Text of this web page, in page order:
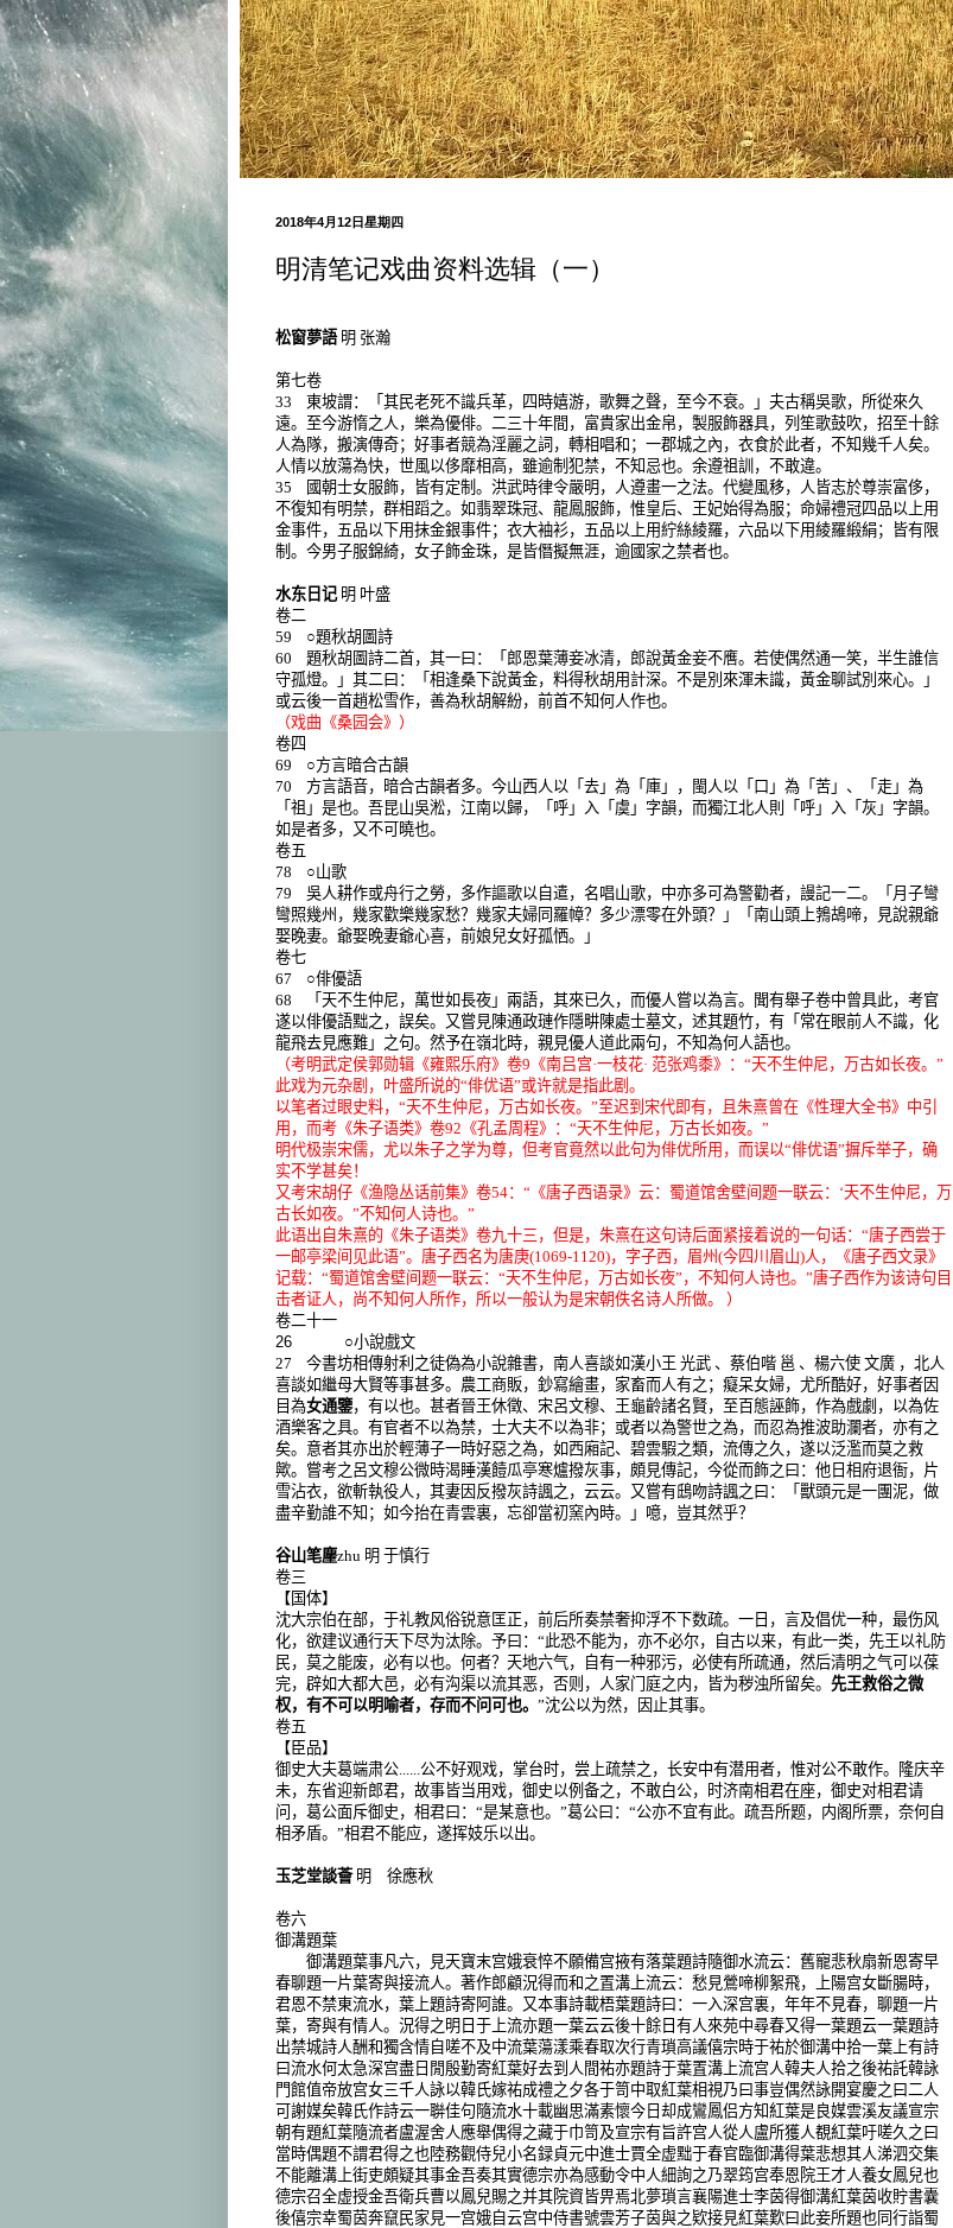
2018年4月12日星期四
明清笔记戏曲资料选辑（一）
松窗夢語 明 张瀚
第七卷
33
東坡謂：「其民老死不識兵革，四時嬉游，歌舞之聲，至今不衰。」夫古稱吳歌，所從來久
遠。至今游惰之人，樂為優俳。二三十年間，富貴家出金帛，製服飾器具，列笙歌鼓吹，招至十餘
人為隊，搬演傳奇；好事者競為淫麗之詞，轉相唱和；一郡城之內，衣食於此者，不知幾千人矣。
人情以放蕩為快，世風以侈靡相高，雖逾制犯禁，不知忌也。余遵祖訓，不敢違。
35
國朝士女服飾，皆有定制。洪武時律令嚴明，人遵畫一之法。代變風移，人皆志於尊崇富侈，
不復知有明禁，群相蹈之。如翡翠珠冠、龍鳳服飾，惟皇后、王妃始得為服；命婦禮冠四品以上用
金事件，五品以下用抹金銀事件；衣大袖衫，五品以上用紵絲綾羅，六品以下用綾羅緞絹；皆有限
制。今男子服錦綺，女子飾金珠，是皆僭擬無涯，逾國家之禁者也。
水东日记 明 叶盛
卷二
59
○題秋胡圖詩
60
題秋胡圖詩二首，其一曰：「郎恩葉薄妾冰清，郎說黃金妾不噟。若使偶然通一笑，半生誰信
守孤燈。」其二曰：「相逢桑下說黃金，料得秋胡用計深。不是別來渾未識，黃金聊試別來心。」
或云後一首趙松雪作，善為秋胡解紛，前首不知何人作也。
（戏曲《桑园会》）
卷四
69
○方言暗合古韻
70
方言語音，暗合古韻者多。今山西人以「去」為「庫」，閩人以「口」為「苦」、「走」為
「祖」是也。吾昆山吳淞，江南以歸，「呼」入「虞」字韻，而獨江北人則「呼」入「灰」字韻。
如是者多，又不可曉也。
卷五
78
○山歌
79
吳人耕作或舟行之勞，多作謳歌以自遣，名唱山歌，中亦多可為警勸者，謾記一二。「月子彎
彎照幾州，幾家歡樂幾家愁？幾家夫婦同羅幛？多少漂零在外頭？」「南山頭上鵓鴣啼，見說親爺
娶晚妻。爺娶晚妻爺心喜，前娘兒女好孤恓。」
卷七
67
○俳優語
68
「天不生仲尼，萬世如長夜」兩語，其來已久，而優人嘗以為言。聞有舉子卷中曾具此，考官
遂以俳優語黜之，誤矣。又嘗見陳通政璉作隱畊陳處士墓文，述其題竹，有「常在眼前人不識，化
龍飛去見應難」之句。然予在嶺北時，親見優人道此兩句，不知為何人語也。
（考明武定侯郭勋辑《雍熙乐府》卷9《南吕宫·一枝花· 范张鸡黍》： “天不生仲尼，万古如长夜。 ”
此戏为元杂剧，叶盛所说的“俳优语”或许就是指此剧。
以笔者过眼史料， “天不生仲尼，万古如长夜。 ”至迟到宋代即有，且朱熹曾在《性理大全书》中引
用，而考《朱子语类》卷92《孔孟周程》： “天不生仲尼，万古长如夜。 ”
明代极崇宋儒，尤以朱子之学为尊，但考官竟然以此句为俳优所用，而误以“俳优语”摒斥举子，确
实不学甚矣！
又考宋胡仔《渔隐丛话前集》卷54： “ 《唐子西语录》云：蜀道馆舍壁间题一联云： ‘天不生仲尼，万
古长如夜。 ”不知何人诗也。 ”
此语出自朱熹的《朱子语类》卷九十三，但是，朱熹在这句诗后面紧接着说的一句话： “唐子西尝于
一邮亭梁间见此语”。唐子西名为唐庚(1069-1120)，字子西，眉州(今四川眉山)人，《唐子西文录》
记载： “蜀道馆舍壁间题一联云： “天不生仲尼，万古如长夜” ，不知何人诗也。 ”唐子西作为该诗句目
击者证人，尚不知何人所作，所以一般认为是宋朝佚名诗人所做。 ）
卷二十一
26
○小說戲文
27
今書坊相傳射利之徒偽為小說雜書，南人喜談如漢小王 光武 、蔡伯喈 邕 、楊六使 文廣 ，北人
喜談如繼母大賢等事甚多。農工商販，鈔寫繪畫，家畜而人有之；癡呆女婦，尤所酷好，好事者因
目為女通鑒，有以也。甚者晉王休徵、宋呂文穆、王龜齡諸名賢，至百態誣飾，作為戲劇，以為佐
酒樂客之具。有官者不以為禁，士大夫不以為非；或者以為警世之為，而忍為推波助瀾者，亦有之
矣。意者其亦出於輕薄子一時好惡之為，如西廂記、碧雲騢之類，流傳之久，遂以泛濫而莫之救
歟。嘗考之呂文穆公微時渴睡漢饐瓜亭寒爐撥灰事，頗見傳記，今從而飾之曰：他日相府退衙，片
雪沾衣，欲斬執役人，其妻因反撥灰詩諷之，云云。又嘗有鴟吻詩諷之曰：「獸頭元是一團泥，做
盡辛勤誰不知；如今抬在青雲裏，忘卻當初窯內時。」噫，豈其然乎？
谷山笔麈zhu 明 于慎行
卷三
【国体】
沈大宗伯在部，于礼教风俗锐意匡正，前后所奏禁奢抑浮不下数疏。一日，言及倡优一种，最伤风
化，欲建议通行天下尽为汰除。予曰： “此恐不能为，亦不必尔，自古以来，有此一类，先王以礼防
民，莫之能废，必有以也。何者？天地六气，自有一种邪污，必使有所疏通，然后清明之气可以葆
完，辟如大都大邑，必有沟渠以流其恶，否则，人家门庭之内，皆为秽浊所留矣。 先王救俗之微
权，有不可以明喻者，存而不问可也。 ”沈公以为然，因止其事。
卷五
【臣品】
御史大夫葛端肃公......公不好观戏，掌台时，尝上疏禁之，长安中有潜用者，惟对公不敢作。隆庆辛
未，东省迎新郎君，故事皆当用戏，御史以例备之，不敢白公，时济南相君在座，御史对相君请
问，葛公面斥御史，相君曰： “是某意也。 ”葛公曰： “公亦不宜有此。疏吾所题，内阁所票，奈何自
相矛盾。 ”相君不能应，遂挥妓乐以出。
玉芝堂談薈 明 徐應秋
卷六
御溝題葉
御溝題葉事凡六，見天寶末宫娥衰悴不願備宫掖有落葉題詩隨御水流云：舊寵悲秋扇新恩寄早
春聊題一片葉寄與接流人。著作郎顧況得而和之置溝上流云：愁見鶯啼柳絮飛，上陽宫女斷腸時，
君恩不禁東流水，葉上題詩寄阿誰。又本事詩載梧葉題詩曰：一入深宫裏，年年不見春，聊題一片
葉，寄與有情人。況得之明日于上流亦題一葉云云後十餘日有人來苑中尋春又得一葉題云一葉題詩
出禁城詩人酬和獨含情自嗟不及中流葉蕩漾乘春取次行青瑣高議僖宗時于祐於御溝中拾一葉上有詩
曰流水何太急深宫盡日閒殷勤寄紅葉好去到人間祐亦題詩于葉置溝上流宫人韓夫人拾之後祐託韓詠
門館值帝放宫女三千人詠以韓氏嫁祐成禮之夕各于笥中取紅葉相視乃曰事豈偶然詠開宴慶之曰二人
可謝媒矣韓氏作詩云一聨佳句隨流水十載幽思滿素懷今日却成鸞鳳侣方知紅葉是良媒雲溪友議宣宗
朝有題紅葉隨流者盧渥舍人應舉偶得之藏于巾笥及宣宗有旨許宫人從人盧所獲人覩紅葉吁嗟久之曰
當時偶題不謂君得之也陸務觀侍兒小名録貞元中進士賈全虚黜于春官臨御溝得葉悲想其人涕泗交集
不能離溝上街吏頗疑其事金吾奏其實德宗亦為感動令中人細詢之乃翠筠宫奉恩院王才人養女鳳兒也
德宗召全虚授金吾衛兵曹以鳳兒賜之并其院資皆畀焉北夢瑣言襄陽進士李茵得御溝紅葉茵收貯書囊
後僖宗幸蜀茵奔竄民家見一宫娥自云宫中侍書號雲芳子茵與之欵接見紅葉歎曰此妾所題也同行詣蜀